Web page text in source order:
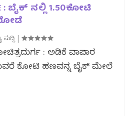
: ಬೈಕ್ ನಲ್ಲಿ 1.50ಕೋಟಿ
ಸುದ್ದಿ |
: ಅಡಿಕೆ ವ್ಯಾಪಾರ
ಕೋಟಿ ಹಣವನ್ನ ಬೈಕ್ ಮೇಲೆ